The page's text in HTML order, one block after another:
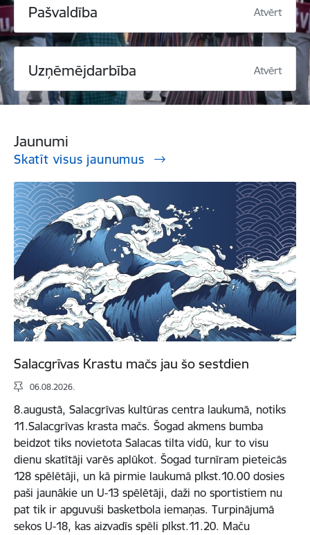
Pašvaldība Atvērt
Uzņēmējdarbība Atvērt
Jaunumi
Skatīt visus jaunumus
Salacgrīvas Krastu mačs jau šo sestdien
06.08.2026.
8.augustā, Salacgrīvas kultūras centra laukumā, notiks
11.Salacgrīvas krasta mačs. Šogad akmens bumba
beidzot tiks novietota Salacas tilta vidū, kur to visu
dienu skatītāji varēs aplūkot. Šogad turnīram pieteicās
128 spēlētāji, un kā pirmie laukumā plkst.10.00 dosies
paši jaunākie un U-13 spēlētāji, daži no sportistiem nu
pat tik ir apguvuši basketbola iemaņas. Turpinājumā
sekos U-18, kas aizvadīs spēli plkst.11.20. Maču